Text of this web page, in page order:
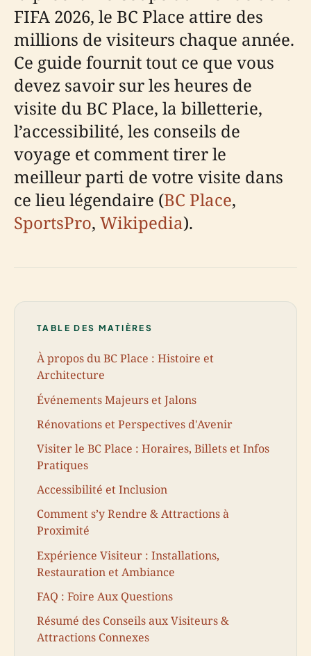
FIFA 2026, le BC Place attire des
millions de visiteurs chaque année.
Ce guide fournit tout ce que vous
devez savoir sur les heures de
visite du BC Place, la billetterie,
l’accessibilité, les conseils de
voyage et comment tirer le
meilleur parti de votre visite dans
ce lieu légendaire (BC Place,
SportsPro, Wikipedia).
TABLE DES MATIÈRES
À propos du BC Place : Histoire et
Architecture
Événements Majeurs et Jalons
Rénovations et Perspectives d'Avenir
Visiter le BC Place : Horaires, Billets et Infos
Pratiques
Accessibilité et Inclusion
Comment s’y Rendre & Attractions à
Proximité
Expérience Visiteur : Installations,
Restauration et Ambiance
FAQ : Foire Aux Questions
Résumé des Conseils aux Visiteurs &
Attractions Connexes